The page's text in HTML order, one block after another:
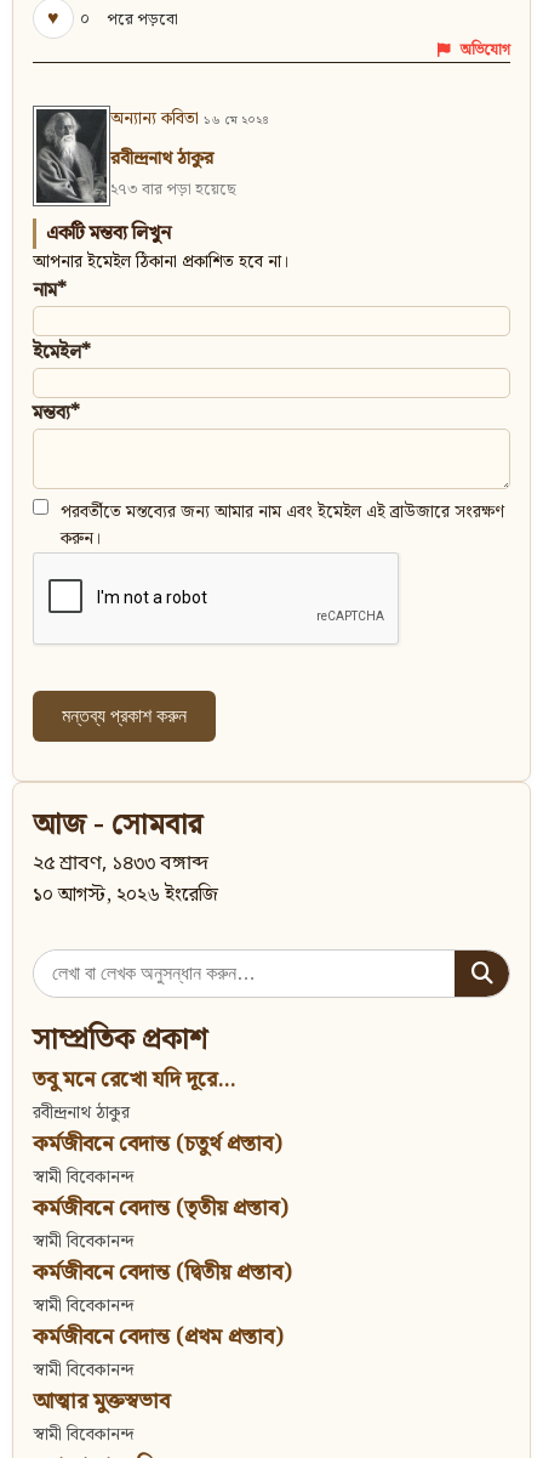
♥
০ পরে পড়বো
অভিযোগ
অন্যান্য কবিতা ১৬ মে ২০২৪
রবীন্দ্রনাথ ঠাকুর
২৭৩ বার পড়া হয়েছে
একটি মন্তব্য লিখুন
আপনার ইমেইল ঠিকানা প্রকাশিত হবে না।
নাম*
ইমেইল*
মন্তব্য*
পরবর্তীতে মন্তব্যের জন্য আমার নাম এবং ইমেইল এই ব্রাউজারে সংরক্ষণ
করুন।
আজ - সোমবার
২৫ শ্রাবণ, ১৪৩৩ বঙ্গাব্দ
১০ আগস্ট, ২০২৬ ইংরেজি
Search
for:
সাম্প্রতিক প্রকাশ
তবু মনে রেখো যদি দূরে...
রবীন্দ্রনাথ ঠাকুর
কর্মজীবনে বেদান্ত (চতুর্থ প্রস্তাব)
স্বামী বিবেকানন্দ
কর্মজীবনে বেদান্ত (তৃতীয় প্রস্তাব)
স্বামী বিবেকানন্দ
কর্মজীবনে বেদান্ত (দ্বিতীয় প্রস্তাব)
স্বামী বিবেকানন্দ
কর্মজীবনে বেদান্ত (প্রথম প্রস্তাব)
স্বামী বিবেকানন্দ
আত্মার মুক্তস্বভাব
স্বামী বিবেকানন্দ